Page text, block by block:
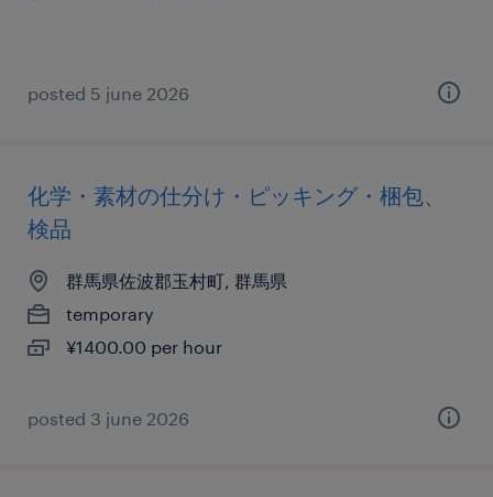
posted 5 june 2026
化学・素材の仕分け・ピッキング・梱包、
検品
群馬県佐波郡玉村町, 群馬県
temporary
¥1400.00 per hour
posted 3 june 2026